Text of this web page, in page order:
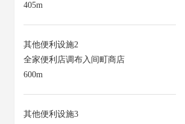
405m
其他便利设施2
全家便利店调布入间町商店
600m
其他便利设施3